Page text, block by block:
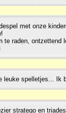
met onze
te raden, ontzettend
leuke spelletjes... Ik
stratego en